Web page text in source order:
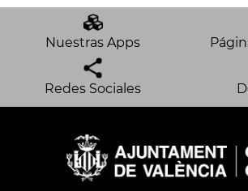
Nuestras Apps
Redes Sociales